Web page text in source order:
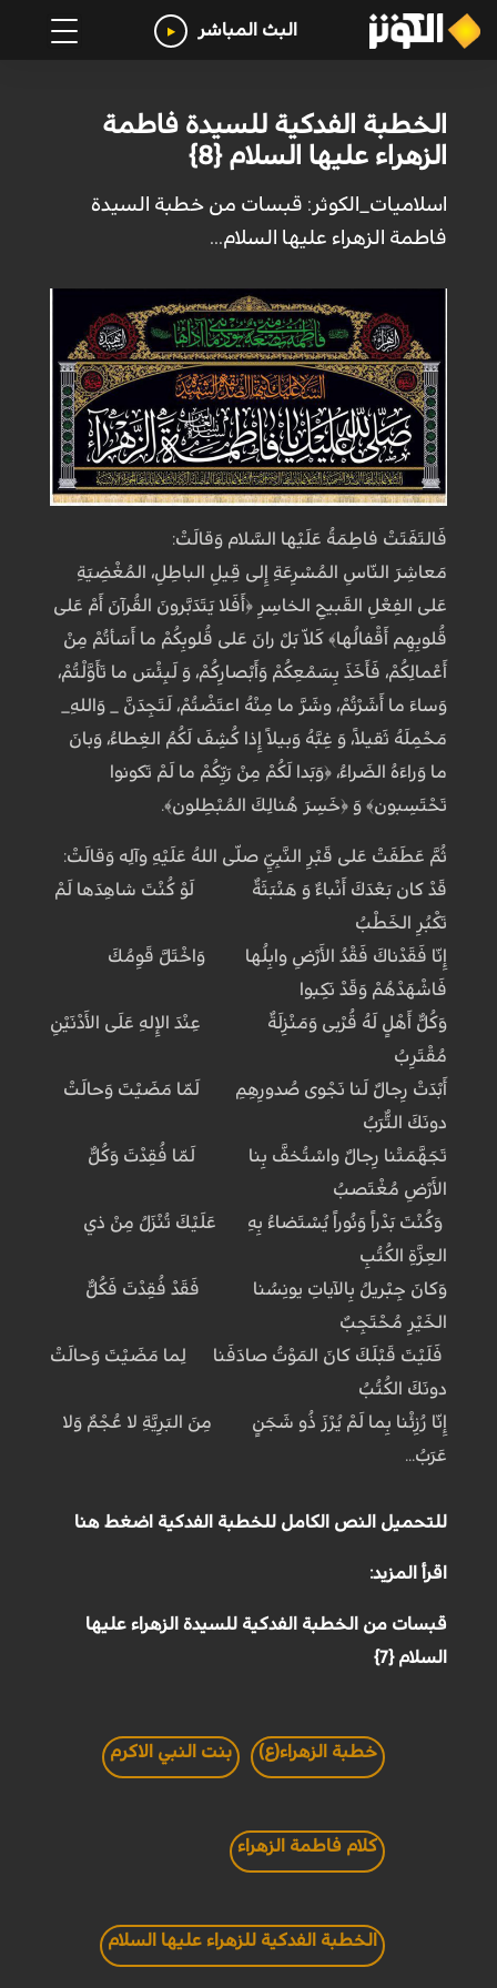
البث المباشر
الخطبة الفدكية للسيدة فاطمة
الزهراء عليها السلام {8}
اسلاميات_الكوثر: قبسات من خطبة السيدة
فاطمة الزهراء عليها السلام...
فَالتَفَتَتْ فاطِمَةُ عَلَيْها السَّلام وَقالَتْ:
مَعاشِرَ النّاسِ المُسْرِعَةِ إِلى قِيلِ الباطِلِ، المُغْضِيَةِ
عَلى الفِعْلِ القَبيحِ الخاسِرِ ﴿أَفَلا يَتَدَبَّرونَ القُرآنَ أَمْ عَلى
قُلوبِهِم أَقْفالُها﴾ كَلاّ بَلْ رانَ عَلى قُلوبِكُمْ ما أَسَأتُمْ مِنْ
أَعْمالِكُمْ، فَأَخَذَ بِسَمْعِكُمْ وَأَبْصارِكُمْ، وَ لَبِئْسَ ما تَأَوَّلْتُمْ،
وَساءَ ما أَشَرْتُمْ، وشَرَّ ما مِنْهُ اعتَضْتُمْ، لَتَجِدَنَّ _ وَاللهِ_
مَحْمِلَهُ ثَقيلاً، وَ غِبَّهُ وَبيلاً إِذا كُشِفَ لَكُمُ الغِطاءُ، وَبانَ
ما وَراءَهُ الضَراءُ، ﴿وَبَدا لَكُمْ مِنْ رَبِّكُمْ ما لَمْ تَكونوا
تَحْتَسِبون﴾ وَ ﴿خَسِرَ هُنالِكَ المُبْطِلون﴾.
ثُمَّ عَطَفَتْ عَلى قَبْرِ النَّبِيِّ صلّى اللهُ عَلَيْهِ وآلِه وَقالَتْ:
قَدْ كان بَعْدَكَ أَنْباءٌ وَ هَنْبَثَةٌ لَوْ كُنْتَ شاهِدَها لَمْ
تَكْبُرِ الخَطْبُ
إِنّا فَقَدْناكَ فَقْدُ الأَرْضِ وابِلُها وَاخْتَلَّ قَوِمُكَ
فَاشْهَدْهُمْ وَقَدْ نَكِبوا
وَكُلُّ أَهْلٍ لَهُ قُرْبى وَمَنْزِلَةٌ عِنْدَ الإِلهِ عَلَى الأَدْنَيْنِ
مُقْتَرِبُ
أَبْدَتْ رِجالٌ لَنا نَجْوى صُدورِهِمِ لَمّا مَضَيْتَ وَحالَتْ
دونَكَ التُّرَبُ
تَجَهَّمَتْنا رِجالٌ واسْتُخفَّ بِنا لَمّا فُقِدْتَ وَكُلُّ
الأَرْضِ مُغْتَصَبُ
وَكُنْتَ بَدْراً وَنُوراً يُسْتَضاءُ بِهِ عَلَيْكَ تُنْزَلُ مِنْ ذي
العِزَّةِ الكُتُبِ
وَكانَ جِبْريلُ بِالآياتِ يونِسُنا فَقَدْ فُقِدْتَ فَكُلُّ
الخَيْرِ مُحْتَجِبٌ
فَلَيْتَ قَبْلَكَ كانَ المَوْتُ صادَفَنا لِما مَضَيْتَ وَحالَتْ
دونَكَ الكُتُبُ
إِنّا رُزِئْنا بِما لَمْ يُرْزَ ذُو شَجَنٍ مِنَ البَرِيَّةِ لا عُجْمٌ وَلا
عَرَبُ...
للتحميل النص الكامل للخطبة الفدكية اضغط هنا
اقرأ المزيد:
قبسات من الخطبة الفدكية للسيدة الزهراء عليها
السلام {7}
خطبة الزهراء(ع) بنت النبي الاكرم
كلام فاطمة الزهراء
الخطبة الفدكية للزهراء عليها السلام